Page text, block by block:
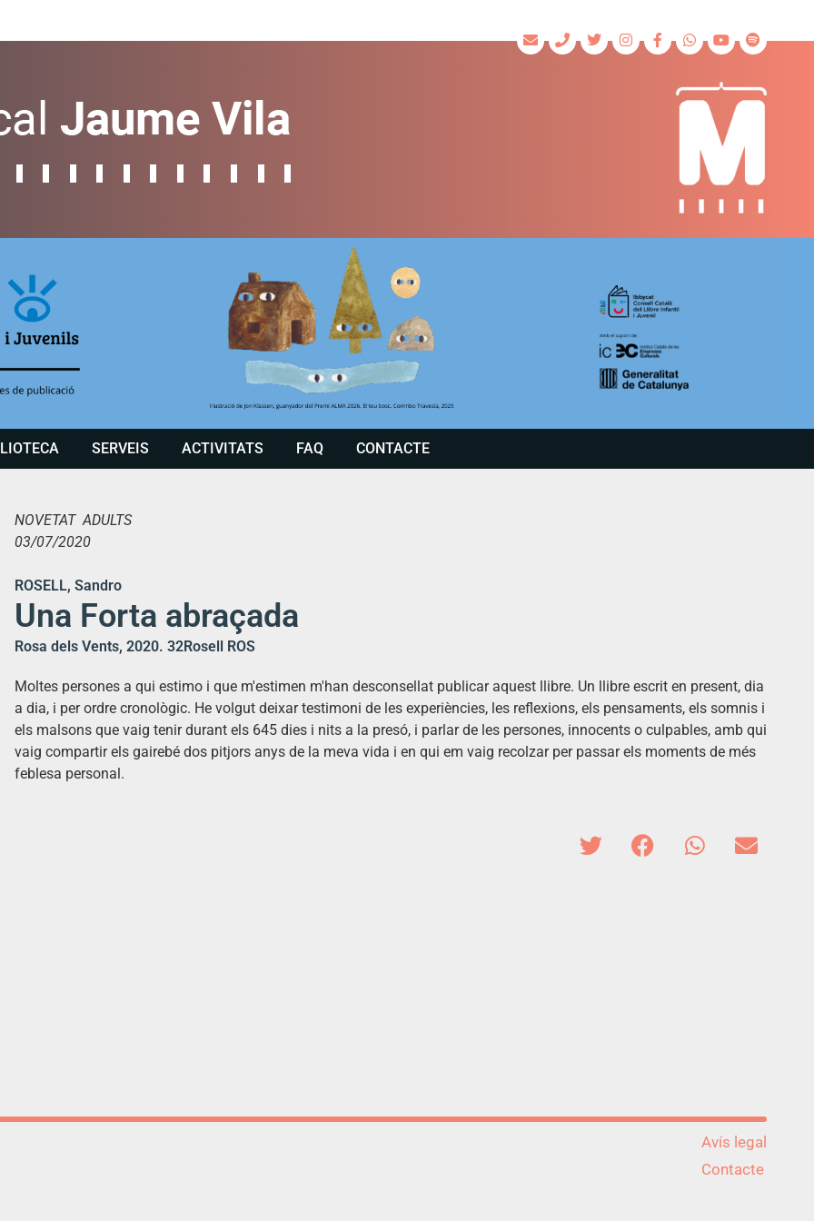
SERVEIS ACTIVITATS FAQ CONTACTE
NOVETAT ADULTS
03/07/2020
ROSELL, Sandro
Una Forta abraçada
Rosa dels Vents, 2020. 32Rosell ROS
Moltes persones a qui estimo i que m'estimen m'han desconsellat publicar aquest llibre. Un llibre escrit en present, dia
a dia, i per ordre cronològic. He volgut deixar testimoni de les experiències, les reflexions, els pensaments, els somnis i
els malsons que vaig tenir durant els 645 dies i nits a la presó, i parlar de les persones, innocents o culpables, amb qui
vaig compartir els gairebé dos pitjors anys de la meva vida i en qui em vaig recolzar per passar els moments de més
feblesa personal.
Avís legal
Contacte